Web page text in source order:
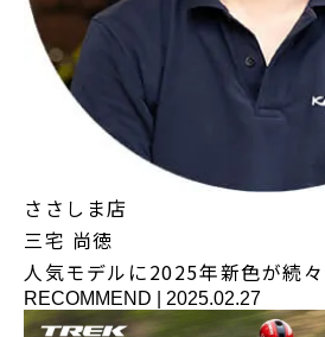
ささしま店
三宅 尚徳
人気モデルに2025年新色が続々
RECOMMEND 2025.02.27